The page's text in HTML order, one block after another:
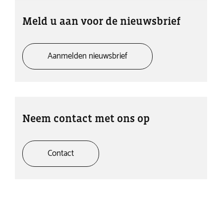
Meld u aan voor de nieuwsbrief
Aanmelden nieuwsbrief
Neem contact met ons op
Contact